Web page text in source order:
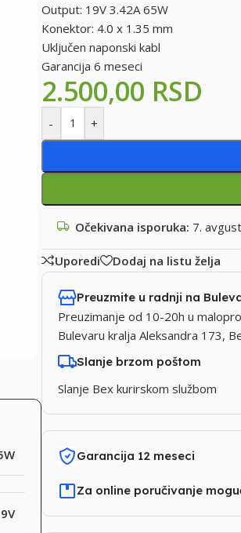
Output: 19V 3.42A 65W
Konektor: 4.0 x 1.35 mm
Uključen naponski kabl
Garancija 6 meseci
2.500,00 RSD
- +
Očekivana isporuka: 7.
Uporedi Dodaj na listu želja
Preuzmite u radnji na
Preuzimanje od 10-20h u
Bulevaru kralja Aleksandra 173,
Slanje brzom poštom
Slanje Bex kurirskom službom
Garancija 12 meseci
Za online poručivanje